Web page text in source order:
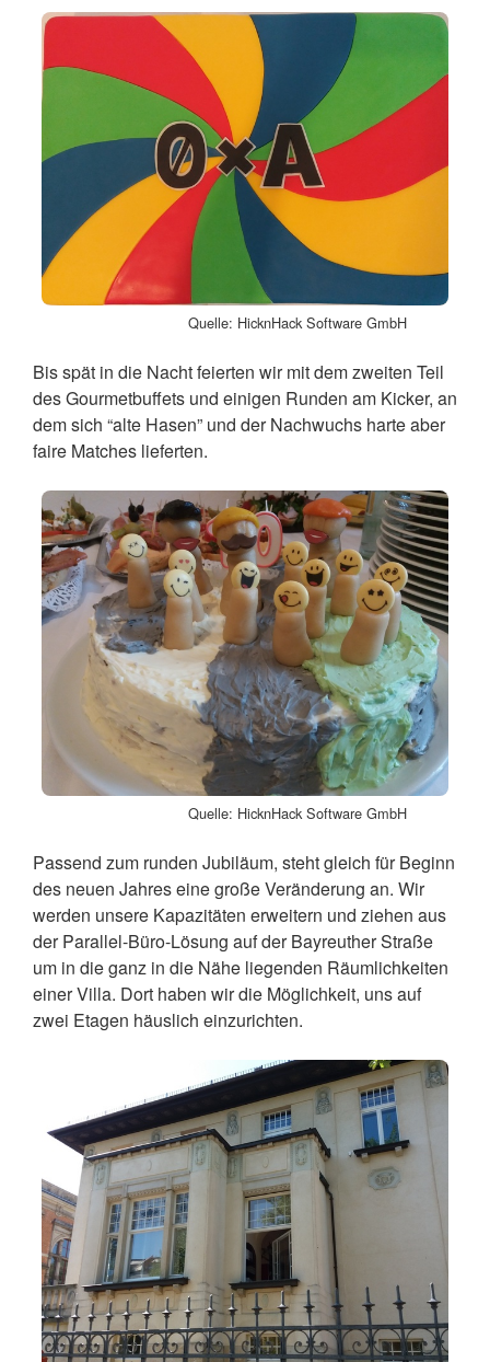
Quelle: HicknHack Software GmbH
Bis spät in die Nacht feierten wir mit dem zweiten Teil
des Gourmetbuffets und einigen Runden am Kicker, an
dem sich “alte Hasen” und der Nachwuchs harte aber
faire Matches lieferten.
Quelle: HicknHack Software GmbH
Passend zum runden Jubiläum, steht gleich für Beginn
des neuen Jahres eine große Veränderung an. Wir
werden unsere Kapazitäten erweitern und ziehen aus
der Parallel-Büro-Lösung auf der Bayreuther Straße
um in die ganz in die Nähe liegenden Räumlichkeiten
einer Villa. Dort haben wir die Möglichkeit, uns auf
zwei Etagen häuslich einzurichten.